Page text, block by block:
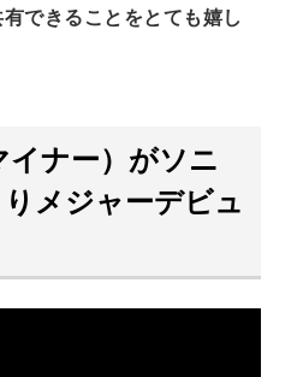
できることをとても嬉し
イナー）がソニ
メジャーデビュ